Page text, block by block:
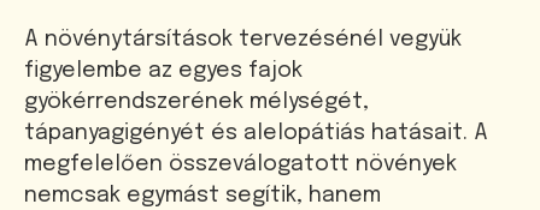
A növénytársítások tervezésénél vegyük
figyelembe az egyes fajok
gyökérrendszerének mélységét,
tápanyagigényét és alelopátiás hatásait. A
megfelelően összeválogatott növények
nemcsak egymást segítik, hanem